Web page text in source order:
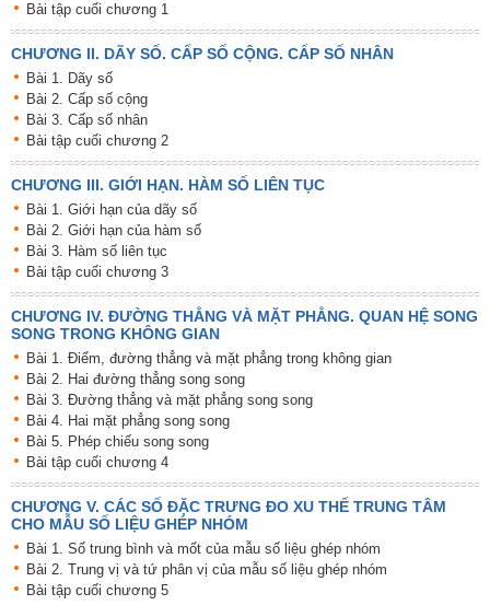
Bài tập cuối chương 1
CHƯƠNG II. DÃY SỐ. CẤP SỐ CỘNG. CẤP SỐ NHÂN
Bài 1. Dãy số
Bài 2. Cấp số cộng
Bài 3. Cấp số nhân
Bài tập cuối chương 2
CHƯƠNG III. GIỚI HẠN. HÀM SỐ LIÊN TỤC
Bài 1. Giới hạn của dãy số
Bài 2. Giới hạn của hàm số
Bài 3. Hàm số liên tục
Bài tập cuối chương 3
CHƯƠNG IV. ĐƯỜNG THẲNG VÀ MẶT PHẲNG. QUAN HỆ SONG
SONG TRONG KHÔNG GIAN
Bài 1. Điểm, đường thẳng và mặt phẳng trong không gian
Bài 2. Hai đường thẳng song song
Bài 3. Đường thẳng và mặt phẳng song song
Bài 4. Hai mặt phẳng song song
Bài 5. Phép chiếu song song
Bài tập cuối chương 4
CHƯƠNG V. CÁC SỐ ĐẶC TRƯNG ĐO XU THẾ TRUNG TÂM
CHO MẪU SỐ LIỆU GHÉP NHÓM
Bài 1. Số trung bình và mốt của mẫu số liệu ghép nhóm
Bài 2. Trung vị và tứ phân vị của mẫu số liệu ghép nhóm
Bài tập cuối chương 5